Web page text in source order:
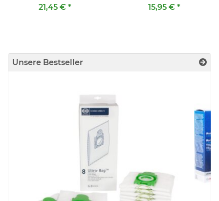
mm )
21,45 € *
mm )
15,95 € *
Unsere Bestseller